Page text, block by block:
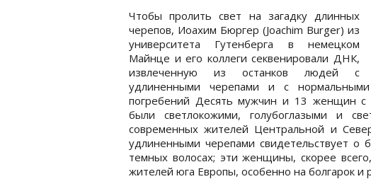
Чтобы пролить свет на загадку длинных
черепов, Иоахим Бюргер (Joachim Burger) из
университета Гутенберга в немецком
Майнце и его коллеги секвенировали ДНК,
извлеченную из останков людей с
удлиненными черепами и с
погребений Десять мужчин и 13 женщин с
были светлокожими, голубоглазыми и
современных жителей Центральной и
удлиненными черепами свидетельствует о
темных волосах; эти женщины, скорее
жителей юга Европы, особенно на болгарок и